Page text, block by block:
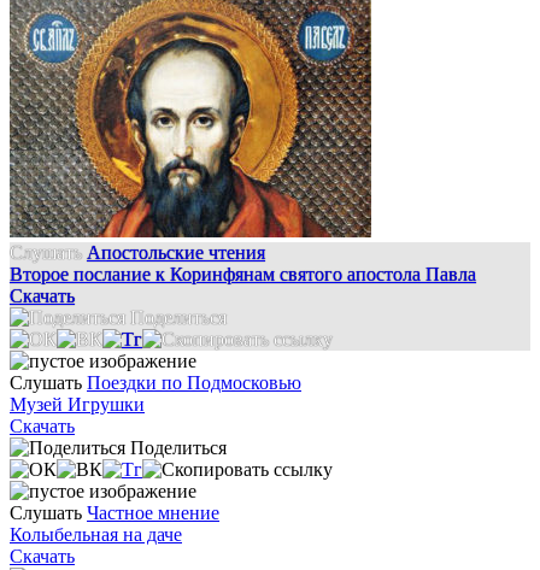
Слушать Апостольские чтения
Второе послание к Коринфянам святого апостола Павла
Скачать
Поделиться
Слушать Поездки по Подмосковью
Музей Игрушки
Скачать
Поделиться
Слушать Частное мнение
Колыбельная на даче
Скачать